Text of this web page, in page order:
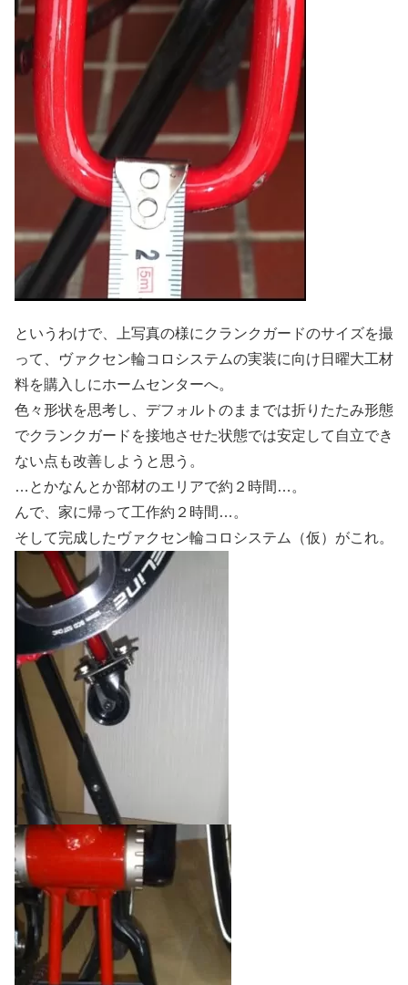
というわけで、上写真の様にクランクガードのサイズを撮
って、ヴァクセン輪コロシステムの実装に向け日曜大工材
料を購入しにホームセンターへ。
色々形状を思考し、デフォルトのままでは折りたたみ形態
でクランクガードを接地させた状態では安定して自立でき
ない点も改善しようと思う。
…とかなんとか部材のエリアで約２時間…。
んで、家に帰って工作約２時間…。
そして完成したヴァクセン輪コロシステム（仮）がこれ。